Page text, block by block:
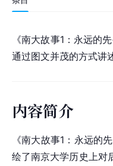
《南大故事1：永远的
通过图文并茂的方式讲
内容简介
《南大故事1：永远的
绘了南京大学历史上对